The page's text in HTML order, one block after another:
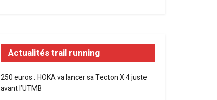
Actualités trail running
250 euros : HOKA va lancer sa Tecton X 4 juste
avant l’UTMB